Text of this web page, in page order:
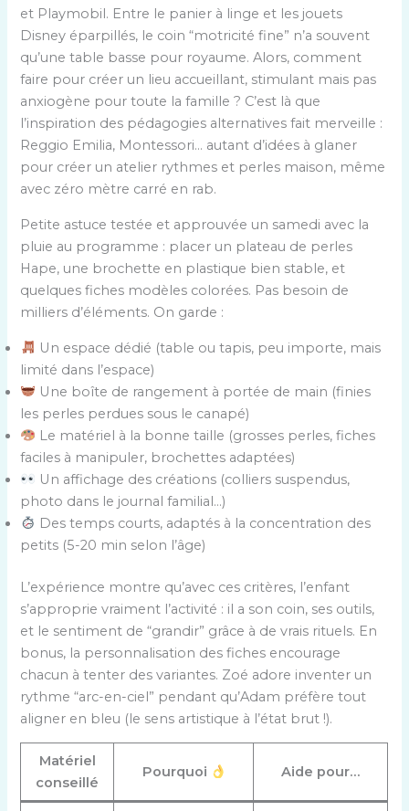
et Playmobil. Entre le panier à linge et les jouets
Disney éparpillés, le coin “motricité fine” n’a souvent
qu’une table basse pour royaume. Alors, comment
faire pour créer un lieu accueillant, stimulant mais pas
anxiogène pour toute la famille ? C’est là que
l’inspiration des pédagogies alternatives fait merveille :
Reggio Emilia, Montessori… autant d’idées à glaner
pour créer un atelier rythmes et perles maison, même
avec zéro mètre carré en rab.
Petite astuce testée et approuvée un samedi avec la
pluie au programme : placer un plateau de perles
Hape, une brochette en plastique bien stable, et
quelques fiches modèles colorées. Pas besoin de
milliers d’éléments. On garde :
Un espace dédié (table ou tapis, peu importe, mais
limité dans l’espace)
Une boîte de rangement à portée de main (finies
les perles perdues sous le canapé)
Le matériel à la bonne taille (grosses perles, fiches
faciles à manipuler, brochettes adaptées)
Un affichage des créations (colliers suspendus,
photo dans le journal familial…)
Des temps courts, adaptés à la concentration des
petits (5-20 min selon l’âge)
L’expérience montre qu’avec ces critères, l’enfant
s’approprie vraiment l’activité : il a son coin, ses outils,
et le sentiment de “grandir” grâce à de vrais rituels. En
bonus, la personnalisation des fiches encourage
chacun à tenter des variantes. Zoé adore inventer un
rythme “arc-en-ciel” pendant qu’Adam préfère tout
aligner en bleu (le sens artistique à l’état brut !).
Matériel
conseillé
Pourquoi Aide pour…